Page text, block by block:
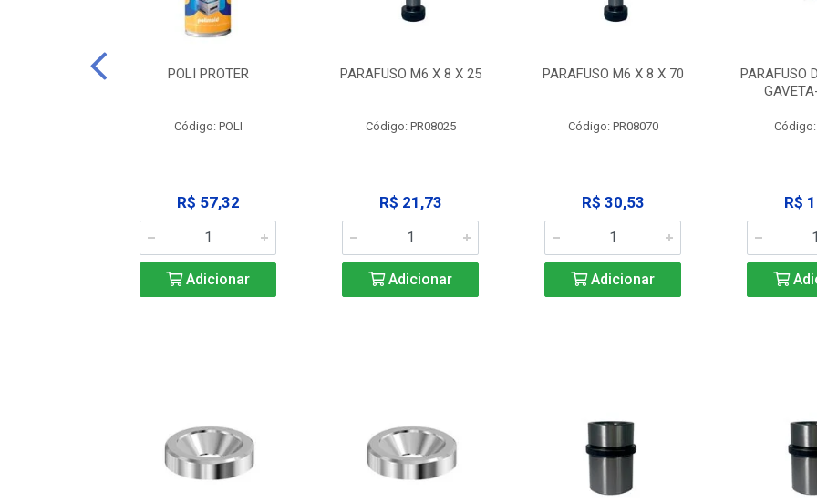
POLI PROTER
Código: POLI
R$ 57,32
Adicionar
PARAFUSO M6 X 8 X 25
Código: PR08025
R$ 21,73
Adicionar
PARAFUSO M6 X 8 X 70
Código: PR08070
R$ 30,53
Adicionar
PARAFUSO
Código:
R$